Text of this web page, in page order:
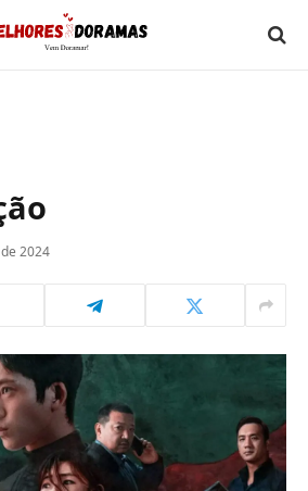
2024